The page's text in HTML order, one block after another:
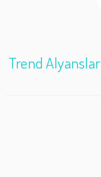
Trend Alyanslar